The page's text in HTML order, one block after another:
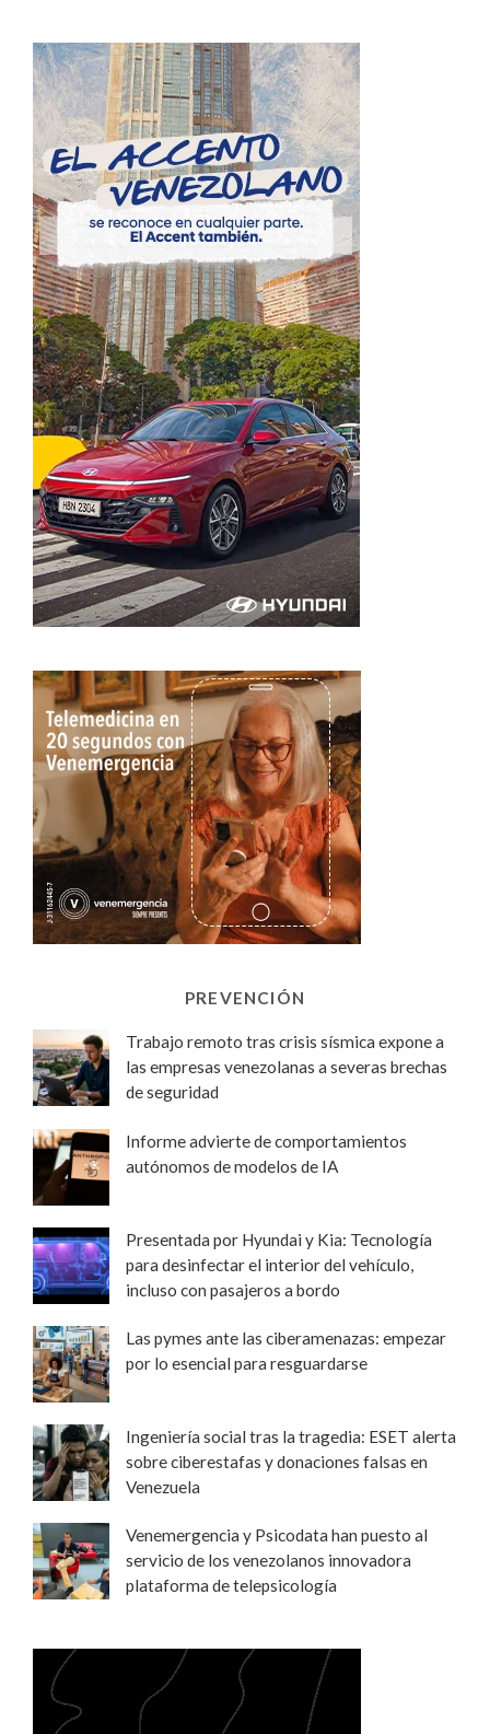
PREVENCIÓN
Trabajo remoto tras crisis sísmica expone a
las empresas venezolanas a severas brechas
de seguridad
Informe advierte de comportamientos
autónomos de modelos de IA
Presentada por Hyundai y Kia: Tecnología
para desinfectar el interior del vehículo,
incluso con pasajeros a bordo
Las pymes ante las ciberamenazas: empezar
por lo esencial para resguardarse
Ingeniería social tras la tragedia: ESET alerta
sobre ciberestafas y donaciones falsas en
Venezuela
Venemergencia y Psicodata han puesto al
servicio de los venezolanos innovadora
plataforma de telepsicología